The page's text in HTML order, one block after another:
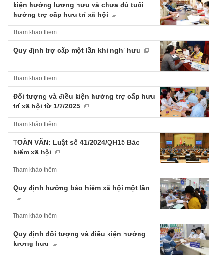
kiện hưởng lương hưu và chưa đủ tuổi
hưởng trợ cấp hưu trí xã hội
Tham khảo thêm
Quy định trợ cấp một lần khi nghỉ hưu
Tham khảo thêm
Đối tượng và điều kiện hưởng trợ cấp hưu
trí xã hội từ 1/7/2025
Tham khảo thêm
TOÀN VĂN: Luật số 41/2024/QH15 Bảo
hiểm xã hội
Tham khảo thêm
Quy định hưởng bảo hiểm xã hội một lần
Tham khảo thêm
Quy định đối tượng và điều kiện hưởng
lương hưu